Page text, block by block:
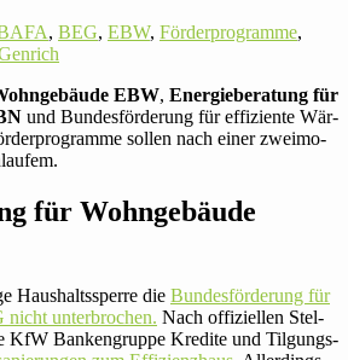
, BEG, EBW, Förderprogramme,
EBW, Energie­beratung für
und Bun­des­för­de­rung für effi­zi­ente Wär­
sollen nach einer zwei­mo­
für Wohn­ge­bäude
Haus­halts­sperre die Bun­des­för­de­rung für
nicht unter­bro­chen. Nach offi­zi­ellen Stel­
KfW Ban­ken­gruppe Kredite und Til­gungs­